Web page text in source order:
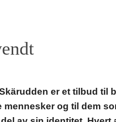
er et tilbud til
mennesker og til dem